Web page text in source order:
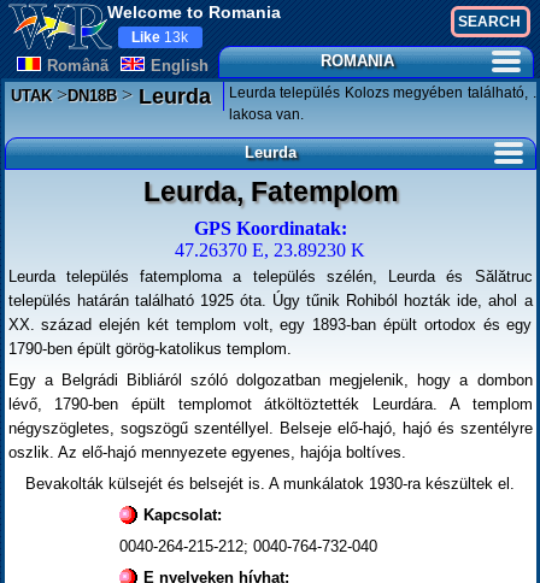
Welcome to Romania
Românã English
Like 13k
ROMANIA
UTAK>DN18B>Leurda
Leurda település Kolozs megyében található, .
lakosa van.
Leurda
Leurda, Fatemplom
GPS Koordinatak:
47.26370 E, 23.89230 K
Leurda település fatemploma a település szélén, Leurda és Sălătruc
település határán található 1925 óta. Úgy tűnik Rohiból hozták ide, ahol a
XX. század elején két templom volt, egy 1893-ban épült ortodox és egy
1790-ben épült görög-katolikus templom.
Egy a Belgrádi Bibliáról szóló dolgozatban megjelenik, hogy a dombon
lévő, 1790-ben épült templomot átköltöztették Leurdára. A templom
négyszögletes, sogszögű szentéllyel. Belseje elő-hajó, hajó és szentélyre
oszlik. Az elő-hajó mennyezete egyenes, hajója boltíves.
Bevakolták külsejét és belsejét is. A munkálatok 1930-ra készültek el.
Kapcsolat:
0040-264-215-212; 0040-764-732-040
E nyelveken hívhat: